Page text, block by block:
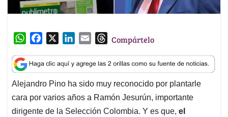
W
a
t
s
A
p
c
e
b
o
o
n
k
e
d
I
a
i
l
T
r
e
a
d
s
Compártelo
Alejandro Pino ha sido muy reconocido por plantarle
cara por varios años a Ramón Jesurún, importante
dirigente de la Selección Colombia. Y es que, el